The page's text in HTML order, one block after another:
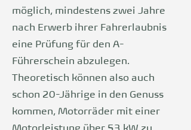
möglich, mindestens zwei Jahre
nach Erwerb ihrer Fahrerlaubnis
eine Prüfung für den A-
Führerschein abzulegen.
Theoretisch können also auch
schon 20-Jährige in den Genuss
kommen, Motorräder mit einer